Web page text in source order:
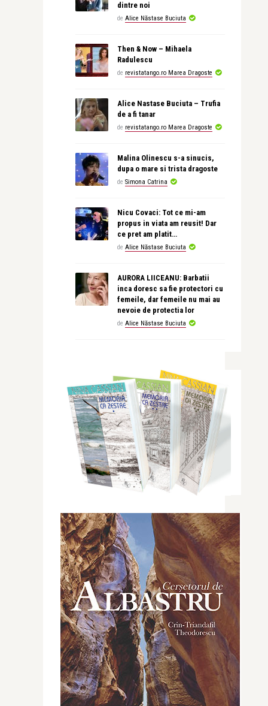
dintre noi
de Alice Năstase Buciuta
Then & Now – Mihaela
Radulescu
de revistatango.ro Marea Dragoste
Alice Nastase Buciuta – Trufia
de a fi tanar
de revistatango.ro Marea Dragoste
Malina Olinescu s-a sinucis,
dupa o mare si trista dragoste
de Simona Catrina
Nicu Covaci: Tot ce mi-am
propus in viata am reusit! Dar
ce pret am platit…
de Alice Năstase Buciuta
AURORA LIICEANU: Barbatii
inca doresc sa fie protectori cu
femeile, dar femeile nu mai au
nevoie de protectia lor
de Alice Năstase Buciuta